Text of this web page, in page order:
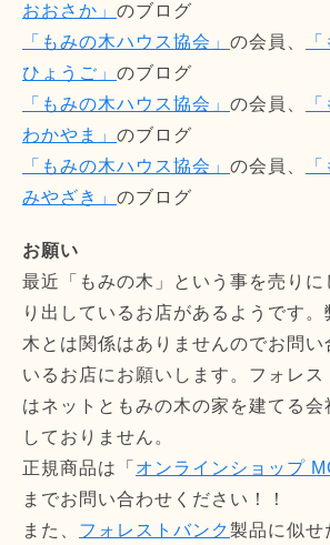
おおさか」 のブログ
「もみの木ハウス協会」 の会員、
ひょうご」 のブログ
「もみの木ハウス協会」 の会員、
わかやま」 のブログ
「もみの木ハウス協会」 の会員、
みやざき」 のブログ
お願い
最近「もみの木」という事を売りに
り出しているお店があるようです
木とは関係はありませんのでお問い
いるお店にお願いします。フォレ
はネットともみの木の家を建てる会
しておりません。
正規商品は「 オンラインショップ
までお問い合わせください！！
また、 フォレストバンク製品に似せ